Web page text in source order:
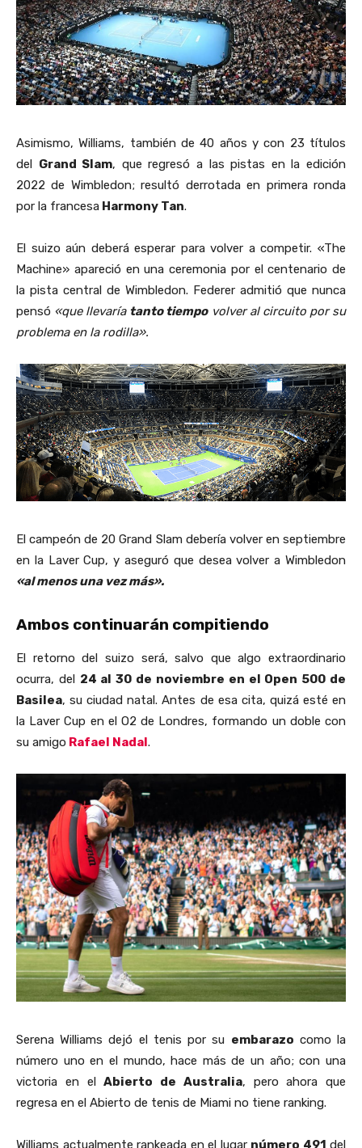
Asimismo, Williams, también de 40 años y con 23 títulos
del Grand Slam, que regresó a las pistas en la edición
2022 de Wimbledon; resultó derrotada en primera ronda
por la francesa Harmony Tan.
El suizo aún deberá esperar para volver a competir. «The
Machine» apareció en una ceremonia por el centenario de
la pista central de Wimbledon. Federer admitió que nunca
pensó «que llevaría tanto tiempovolver al circuito por su
problema en la rodilla».
El campeón de 20 Grand Slam debería volver en septiembre
en la Laver Cup, y aseguró que desea volver a Wimbledon
«al menos una vez más».
Ambos continuarán compitiendo
El retorno del suizo será, salvo que algo extraordinario
ocurra, del 24 al 30 de noviembre en el Open 500 de
Basilea, su ciudad natal. Antes de esa cita, quizá esté en
la Laver Cup en el O2 de Londres, formando un doble con
su amigo Rafael Nadal.
Serena Williams dejó el tenis por su embarazo como la
número uno en el mundo, hace más de un año; con una
victoria en elAbierto de Australia, pero ahora que
regresa en el Abierto de tenis de Miami no tiene ranking.
Williams actualmente rankeada en el lugar número 491 del